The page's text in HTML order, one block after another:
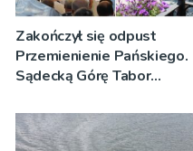
Zakończył się odpust
Przemienienie Pańskiego.
Sądecką Górę Tabor
pielgrzymów